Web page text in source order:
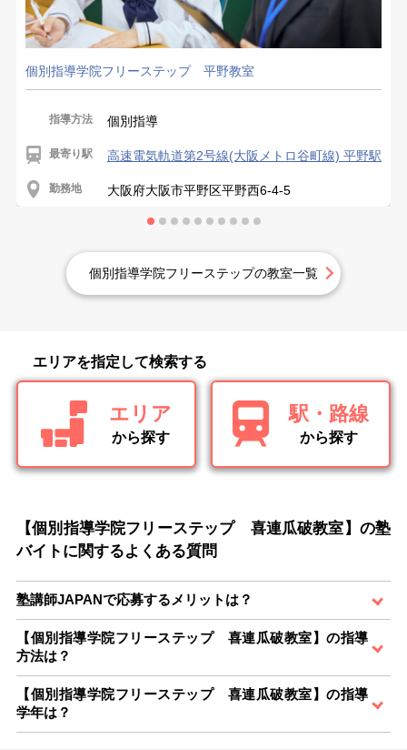
個別指導学院フリーステップ 平野教室
指導方法 個別指導
最寄り駅 高速電気軌道第2号線(大阪メトロ谷町線) 平野駅
勤務地 大阪府大阪市平野区平野西6-4-5
個別指導学院フリーステップの教室一覧
エリアを指定して検索する
エリア
から探す
駅・路線
から探す
【個別指導学院フリーステップ 喜連瓜破教室】の塾
バイトに関するよくある質問
塾講師JAPANで応募するメリットは？
【個別指導学院フリーステップ 喜連瓜破教室】の指導
方法は？
【個別指導学院フリーステップ 喜連瓜破教室】の指導
学年は？